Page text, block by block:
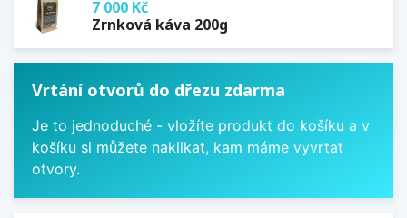
7 000 Kč
Zrnková káva 200g
Vrtání otvorů do dřezu zdarma
Je to jednoduché - vložíte produkt do košíku a v
košíku si můžete naklikat, kam máme vyvrtat
otvory.